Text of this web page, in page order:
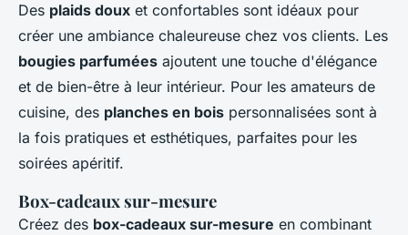
Des plaids doux et confortables sont idéaux pour
créer une ambiance chaleureuse chez vos clients. Les
bougies parfumées ajoutent une touche d'élégance
et de bien-être à leur intérieur. Pour les amateurs de
cuisine, des planches en bois personnalisées sont à
la fois pratiques et esthétiques, parfaites pour les
soirées apéritif.
Box-cadeaux sur-mesure
Créez des box-cadeaux sur-mesure en combinant